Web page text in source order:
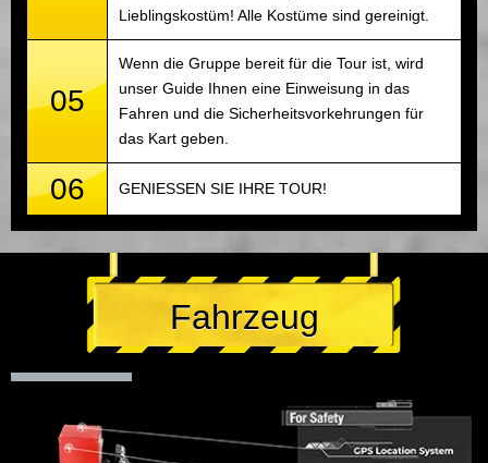
Lieblingskostüm! Alle Kostüme sind gereinigt.
05
Wenn die Gruppe bereit für die Tour ist, wird
unser Guide Ihnen eine Einweisung in das
Fahren und die Sicherheitsvorkehrungen für
das Kart geben.
06 GENIESSEN SIE IHRE TOUR!
Fahrzeug